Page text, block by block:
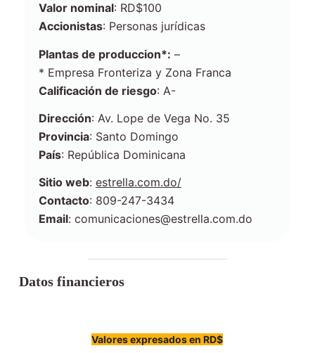
Valor nominal: RD$100
Accionistas: Personas jurídicas
Plantas de produccion*: –
* Empresa Fronteriza y Zona Franca
Calificación de riesgo: A-
Dirección: Av. Lope de Vega No. 35
Provincia: Santo Domingo
País: República Dominicana
Sitio web: estrella.com.do/
Contacto: 809-247-3434
Email: comunicaciones@estrella.com.do
Datos financieros
Valores expresados en RD$